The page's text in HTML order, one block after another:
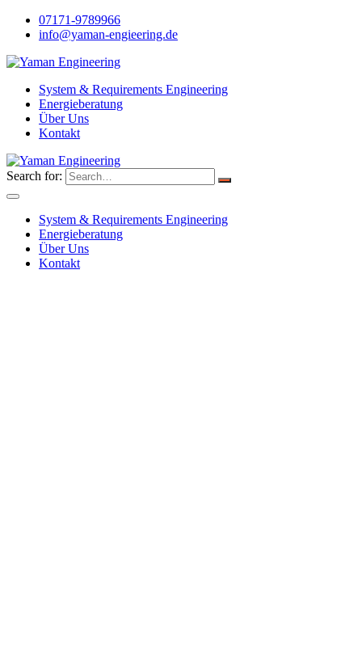
07171-9789966
info@yaman-engieering.de
System & Requirements Engineering
Energieberatung
Über Uns
Kontakt
Search for:
System & Requirements Engineering
Energieberatung
Über Uns
Kontakt